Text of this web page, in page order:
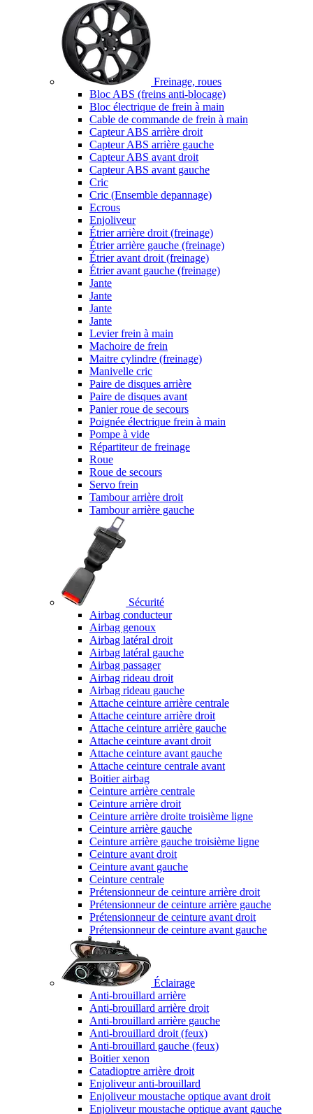
Freinage, roues
Bloc ABS (freins anti-blocage)
Bloc électrique de frein à main
Cable de commande de frein à main
Capteur ABS arrière droit
Capteur ABS arrière gauche
Capteur ABS avant droit
Capteur ABS avant gauche
Cric
Cric (Ensemble depannage)
Ecrous
Enjoliveur
Étrier arrière droit (freinage)
Étrier arrière gauche (freinage)
Étrier avant droit (freinage)
Étrier avant gauche (freinage)
Jante
Jante
Jante
Jante
Levier frein à main
Machoire de frein
Maitre cylindre (freinage)
Manivelle cric
Paire de disques arrière
Paire de disques avant
Panier roue de secours
Poignée électrique frein à main
Pompe à vide
Répartiteur de freinage
Roue
Roue de secours
Servo frein
Tambour arrière droit
Tambour arrière gauche
Sécurité
Airbag conducteur
Airbag genoux
Airbag latéral droit
Airbag latéral gauche
Airbag passager
Airbag rideau droit
Airbag rideau gauche
Attache ceinture arrière centrale
Attache ceinture arrière droit
Attache ceinture arrière gauche
Attache ceinture avant droit
Attache ceinture avant gauche
Attache ceinture centrale avant
Boitier airbag
Ceinture arrière centrale
Ceinture arrière droit
Ceinture arrière droite troisième ligne
Ceinture arrière gauche
Ceinture arrière gauche troisième ligne
Ceinture avant droit
Ceinture avant gauche
Ceinture centrale
Prétensionneur de ceinture arrière droit
Prétensionneur de ceinture arrière gauche
Prétensionneur de ceinture avant droit
Prétensionneur de ceinture avant gauche
Éclairage
Anti-brouillard arrière
Anti-brouillard arrière droit
Anti-brouillard arrière gauche
Anti-brouillard droit (feux)
Anti-brouillard gauche (feux)
Boitier xenon
Catadioptre arrière droit
Enjoliveur anti-brouillard
Enjoliveur moustache optique avant droit
Enjoliveur moustache optique avant gauche